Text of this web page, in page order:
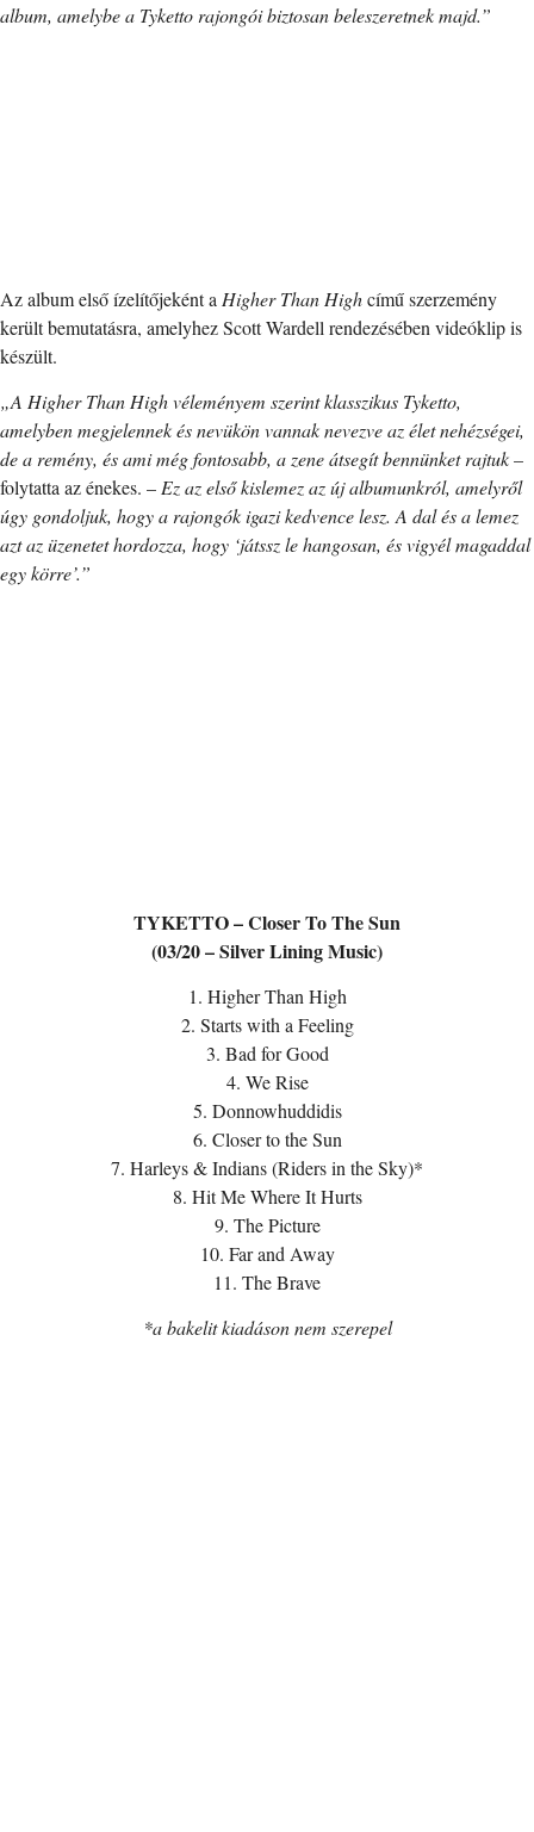
album, amelybe a Tyketto rajongói biztosan beleszeretnek majd.”
Az album első ízelítőjeként a Higher Than Highcímű szerzemény
került bemutatásra, amelyhez Scott Wardell rendezésében videóklip is
készült.
„A Higher Than High véleményem szerint klasszikus Tyketto,
amelyben megjelennek és nevükön vannak nevezve az élet nehézségei,
de a remény, és ami még fontosabb, a zene átsegít bennünket rajtuk–
folytatta az énekes. – Ez az első kislemez az új albumunkról, amelyről
úgy gondoljuk, hogy a rajongók igazi kedvence lesz. A dal és a lemez
azt az üzenetet hordozza, hogy ‘játssz le hangosan, és vigyél magaddal
egy körre’.”
TYKETTO – Closer To The Sun
(03/20 – Silver Lining Music)
1. Higher Than High
2. Starts with a Feeling
3. Bad for Good
4. We Rise
5. Donnowhuddidis
6. Closer to the Sun
7. Harleys & Indians (Riders in the Sky)*
8. Hit Me Where It Hurts
9. The Picture
10. Far and Away
11. The Brave
*a bakelit kiadáson nem szerepel